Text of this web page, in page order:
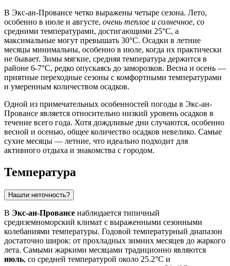
В Экс-ан-Провансе четко выражены четыре сезона. Лето,
особенно в июле и августе, очень теплое и солнечное, со
средними температурами, достигающими 25°C, а
максимальные могут превышать 30°C. Осадки в летние
месяцы минимальны, особенно в июле, когда их практически
не бывает. Зимы мягкие, средняя температура держится в
районе 6-7°C, редко опускаясь до заморозков. Весна и осень —
приятные переходные сезоны с комфортными температурами
и умеренным количеством осадков.
Одной из примечательных особенностей погоды в Экс-ан-
Провансе является относительно низкий уровень осадков в
течение всего года. Хотя дождливые дни случаются, особенно
весной и осенью, общее количество осадков невелико. Самые
сухие месяцы — летние, что идеально подходит для
активного отдыха и знакомства с городом.
Температура
Нашли неточность?
В Экс-ан-Провансе наблюдается типичный
средиземноморский климат с выраженными сезонными
колебаниями температуры. Годовой температурный диапазон
достаточно широк: от прохладных зимних месяцев до жаркого
лета. Самыми жаркими месяцами традиционно являются
июль, со средней температурой около 25.2°C и